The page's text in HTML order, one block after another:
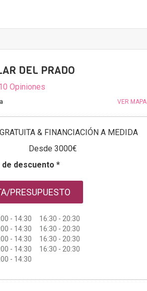
DEL PRADO
Opiniones
VER MAPA
& FINANCIACIÓN A MEDIDA
Desde 3000€
de descuento *
PRESUPUESTO
- 14:30 16:30 - 20:30
- 14:30 16:30 - 20:30
- 14:30 16:30 - 20:30
- 14:30 16:30 - 20:30
- 14:30